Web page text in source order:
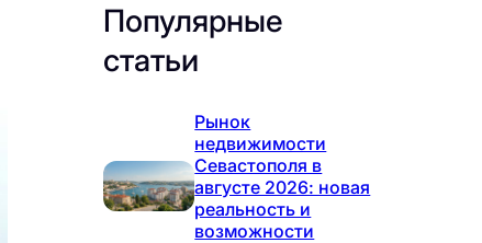
Популярные
статьи
Рынок
недвижимости
Севастополя в
августе 2026: новая
реальность и
возможности